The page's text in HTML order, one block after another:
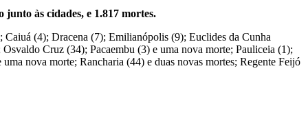
junto às cidades, e 1.817 mortes.
(4); Dracena (7); Emilianópolis (9); Euclides da Cunha
Cruz (34); Pacaembu (3) e uma nova morte; Pauliceia (1);
nova morte; Rancharia (44) e duas novas mortes; Regente Feijó